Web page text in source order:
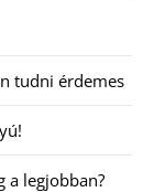
tudni érdemes
a legjobban?